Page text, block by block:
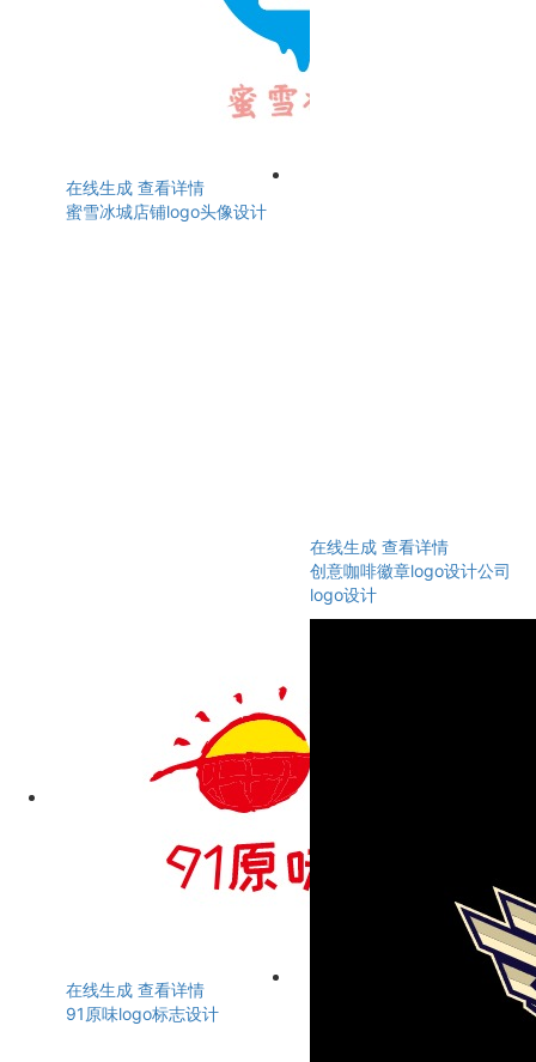
在线生成 查看详情
蜜雪冰城店铺logo头像设计
在线生成 查看详情
创意咖啡徽章logo设计公司
logo设计
在线生成 查看详情
91原味logo标志设计